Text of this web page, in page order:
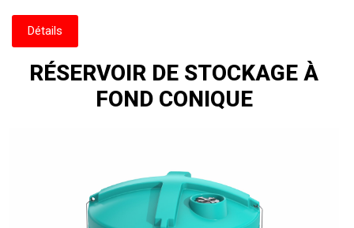
Détails
RÉSERVOIR DE STOCKAGE À
FOND CONIQUE